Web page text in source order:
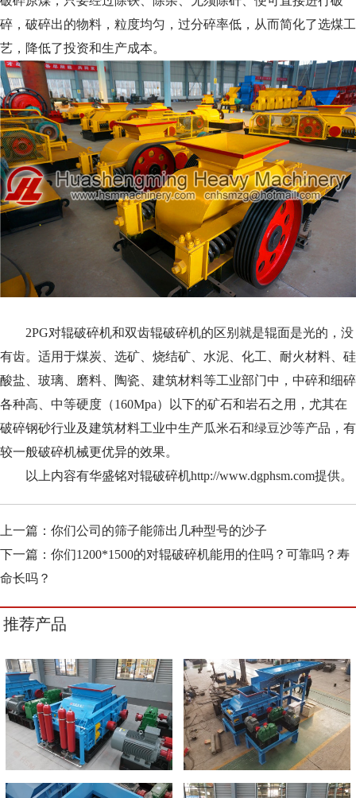
碎，破碎出的物料，粒度均匀，过分碎率低，从而简化了选煤工
艺，降低了投资和生产成本。
2PG对辊破碎机和双齿辊破碎机的区别就是辊面是光的，没
有齿。适用于煤炭、选矿、烧结矿、水泥、化工、耐火材料、硅
酸盐、玻璃、磨料、陶瓷、建筑材料等工业部门中，中碎和细碎
各种高、中等硬度（160Mpa）以下的矿石和岩石之用，尤其在
破碎钢砂行业及建筑材料工业中生产瓜米石和绿豆沙等产品，有
较一般破碎机械更优异的效果。
以上内容有华盛铭对辊破碎机http://www.dgphsm.com提供。
上一篇： 你们公司的筛子能筛出几种型号的沙子
下一篇： 你们1200*1500的对辊破碎机能用的住吗？可靠吗？寿
命长吗？
推荐产品